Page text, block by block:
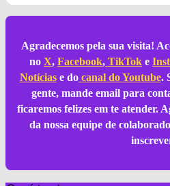
Agradecemos pela sua visita!
no X, Facebook, TikTok e
Notíciase docanal do Youtube.
gente, mande email para
ficaremos felizes em te atender.
da nossa equipe de